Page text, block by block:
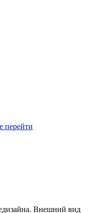
перейти
Внешний вид